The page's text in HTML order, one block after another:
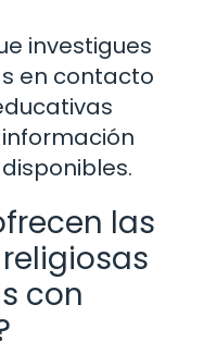
investigues
en contacto
las
con